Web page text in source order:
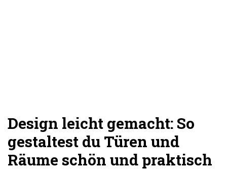
Design leicht gemacht: So
gestaltest du Türen und
Räume schön und praktisch